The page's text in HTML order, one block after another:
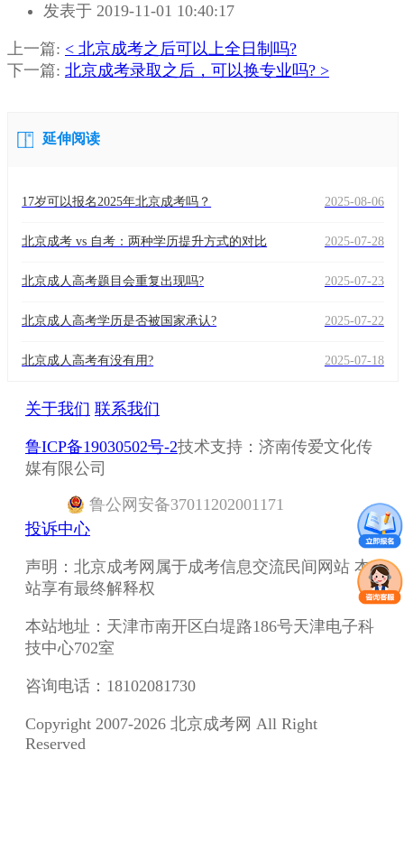
者：
老
师
发表于 2019-11-01 10:40:17
上一篇: < 北京成考之后可以上全日制吗?
下一篇: 北京成考录取之后，可以换专业吗? >
延伸阅读
17岁可以报名2025年北京成考吗？ 2025-08-06
北京成考 vs 自考：两种学历提升方式的对比 2025-07-28
北京成人高考题目会重复出现吗? 2025-07-23
北京成人高考学历是否被国家承认? 2025-07-22
北京成人高考有没有用? 2025-07-18
关于我们 联系我们
鲁ICP备19030502号-2技术支持：济南传爱文化传
媒有限公司
鲁公网安备37011202001171
投诉中心
声明：北京成考网属于成考信息交流民间网站 本
站享有最终解释权
本站地址：天津市南开区白堤路186号天津电子科
技中心702室
咨询电话：18102081730
Copyright 2007-2026 北京成考网 All Right
Reserved